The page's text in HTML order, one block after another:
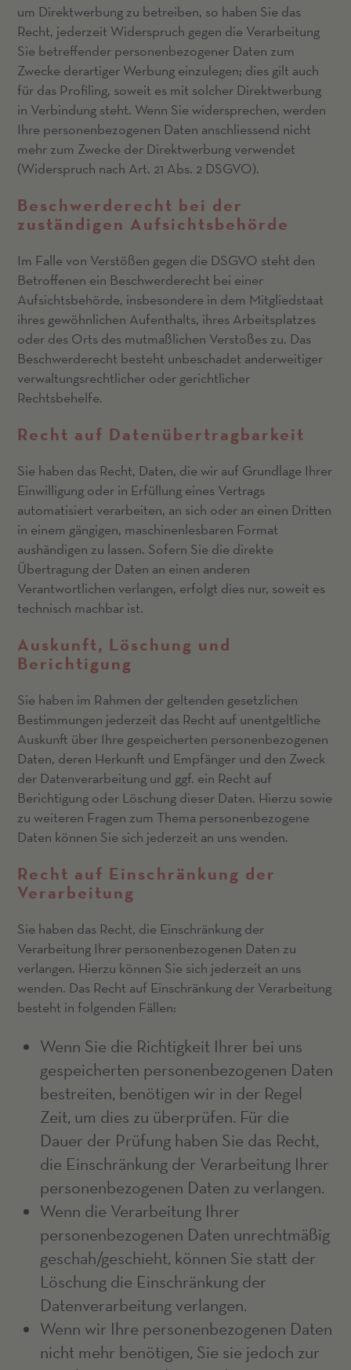
um Direktwerbung zu betreiben, so haben Sie das
Recht, jederzeit Widerspruch gegen die Verarbeitung
Sie betreffender personenbezogener Daten zum
Zwecke derartiger Werbung einzulegen; dies gilt auch
für das Profiling, soweit es mit solcher Direktwerbung
in Verbindung steht. Wenn Sie widersprechen, werden
Ihre personenbezogenen Daten anschliessend nicht
mehr zum Zwecke der Direktwerbung verwendet
(Widerspruch nach Art. 21 Abs. 2 DSGVO).
Beschwerde­recht bei der
zuständigen Aufsichts­behörde
Im Falle von Verstößen gegen die DSGVO steht den
Betroffenen ein Beschwerderecht bei einer
Aufsichtsbehörde, insbesondere in dem Mitgliedstaat
ihres gewöhnlichen Aufenthalts, ihres Arbeitsplatzes
oder des Orts des mutmaßlichen Verstoßes zu. Das
Beschwerderecht besteht unbeschadet anderweitiger
verwaltungsrechtlicher oder gerichtlicher
Rechtsbehelfe.
Recht auf Daten­übertrag­barkeit
Sie haben das Recht, Daten, die wir auf Grundlage Ihrer
Einwilligung oder in Erfüllung eines Vertrags
automatisiert verarbeiten, an sich oder an einen Dritten
in einem gängigen, maschinenlesbaren Format
aushändigen zu lassen. Sofern Sie die direkte
Übertragung der Daten an einen anderen
Verantwortlichen verlangen, erfolgt dies nur, soweit es
technisch machbar ist.
Auskunft, Löschung und
Berichtigung
Sie haben im Rahmen der geltenden gesetzlichen
Bestimmungen jederzeit das Recht auf unentgeltliche
Auskunft über Ihre gespeicherten personenbezogenen
Daten, deren Herkunft und Empfänger und den Zweck
der Datenverarbeitung und ggf. ein Recht auf
Berichtigung oder Löschung dieser Daten. Hierzu sowie
zu weiteren Fragen zum Thema personenbezogene
Daten können Sie sich jederzeit an uns wenden.
Recht auf Einschränkung der
Verarbeitung
Sie haben das Recht, die Einschränkung der
Verarbeitung Ihrer personenbezogenen Daten zu
verlangen. Hierzu können Sie sich jederzeit an uns
wenden. Das Recht auf Einschränkung der Verarbeitung
besteht in folgenden Fällen:
Wenn Sie die Richtigkeit Ihrer bei uns
gespeicherten personenbezogenen Daten
bestreiten, benötigen wir in der Regel
Zeit, um dies zu überprüfen. Für die
Dauer der Prüfung haben Sie das Recht,
die Einschränkung der Verarbeitung Ihrer
personenbezogenen Daten zu verlangen.
Wenn die Verarbeitung Ihrer
personenbezogenen Daten unrechtmäßig
geschah/geschieht, können Sie statt der
Löschung die Einschränkung der
Datenverarbeitung verlangen.
Wenn wir Ihre personenbezogenen Daten
nicht mehr benötigen, Sie sie jedoch zur